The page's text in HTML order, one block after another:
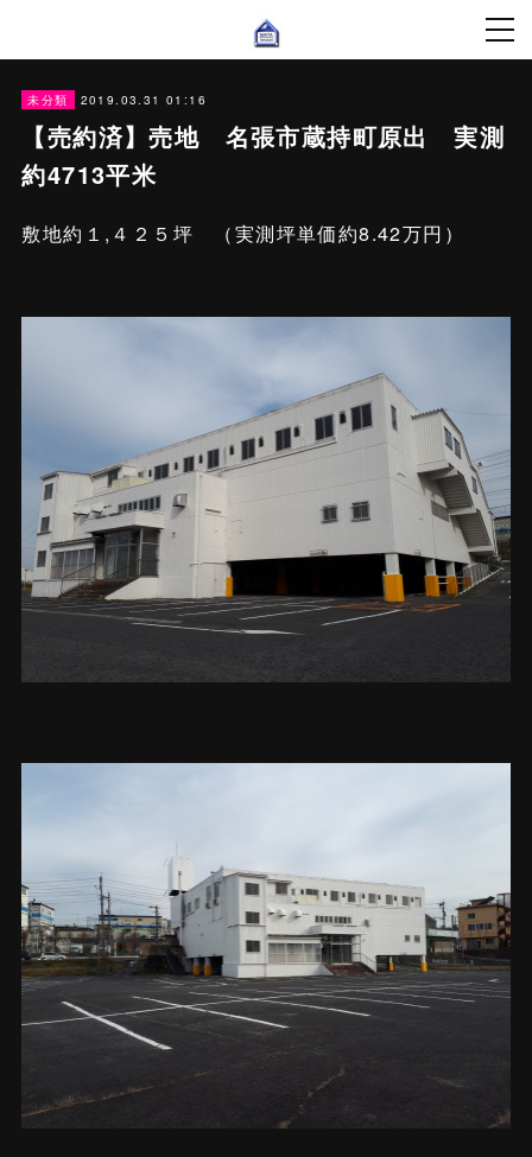
未分類 2019.03.31 01:16
【売約済】売地 名張市蔵持町原出 実測
約4713平米
敷地約１,４２５坪 （実測坪単価約8.42万円）